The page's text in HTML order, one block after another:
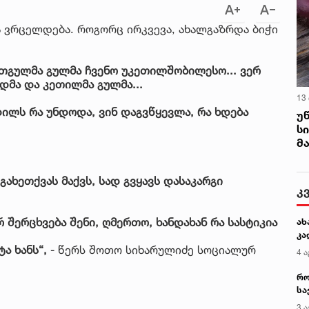
როგორც ირკვევა, ახალგაზრდა ბიჭი
გულმა ჩვენო უკეთილშობილესო... ვერ
და კეთილმა გულმა...
რა უნდოდა, ვინ დაგვწყევლა, რა ხდება
მაქვს, სად გვყავს დასაკარგი
შენი, ღმერთო, ხანდახან რა სასტიკია
ხანს“, - წერს შოთო სიხარულიძე სოციალურ
13
4